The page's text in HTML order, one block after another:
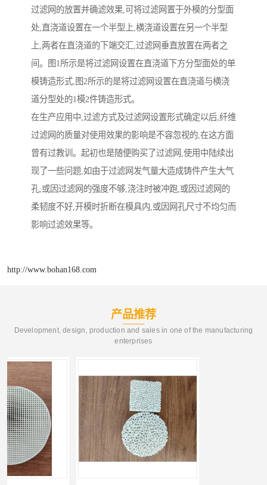
过滤网的放置并确滤效果,可将过滤网置于外模的分型面
处,直浇道设置在一个半型上,横浇道设置在另一个半型
上,两者在直浇道的下端交汇,过滤网垂直放置在两者之
间。图1所示是将过滤网设置在直浇道下方分型面处的单
模铸造形式,图2所示的是将过滤网设置在直浇道与横浇
道分型处的1模2件铸造形式。
在生产应用中,过滤方式及过滤网设置形式确定以后,纤维
过滤网的质量对使用效果的影响是不容忽视的,在这方面
曾有过教训。起初也是随便购买了过滤网,使用中陆续出
现了一些问题,如由于过滤网发气量大造成铸件产生大气
孔,或因过滤网的强度不够,浇注时被冲跑,或因过滤网的
柔韧度不好,开模时折断在模具内,或因网孔尺寸不均匀而
影响过滤效果等。
http://www.bohan168.com
产品推荐
Development, design, production and sales in one of the manufacturing
enterprises